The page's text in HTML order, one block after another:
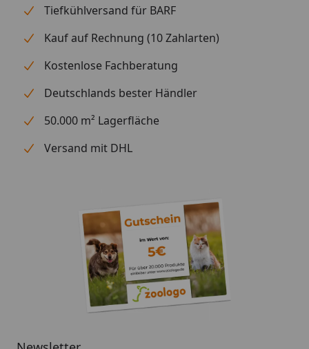
Tiefkühlversand für BARF
Kauf auf Rechnung (10 Zahlarten)
Kostenlose Fachberatung
Deutschlands bester Händler
50.000 m² Lagerfläche
Versand mit DHL